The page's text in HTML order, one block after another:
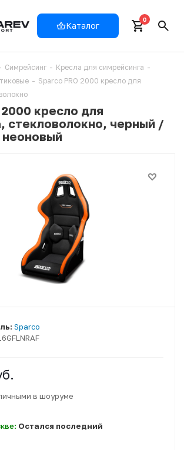
Каталог
0
Симрейсинг - Кресла для симрейсинга -
- Sparco PRO 2000 кресло для
2000 кресло для
стекловолокно, черный /
Sparco
в шоуруме
Остался последний